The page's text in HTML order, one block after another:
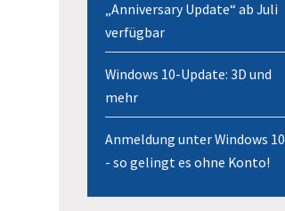
„Anniversary Update“ ab Juli
verfügbar
Windows 10-Update: 3D und
mehr
Anmeldung unter Windows 10
- so gelingt es ohne Konto!